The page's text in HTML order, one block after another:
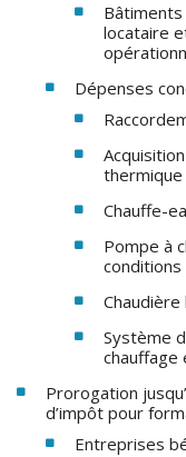
locataire
Dépenses
thermique
Chauffe-
Pompe à
conditions
Système
chauffage
Prorogation
d’impôt pour
Entreprises